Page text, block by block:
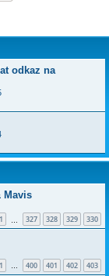
odkaz na
Mavis
1 327 328 329 330
1 … 400 401 402 403